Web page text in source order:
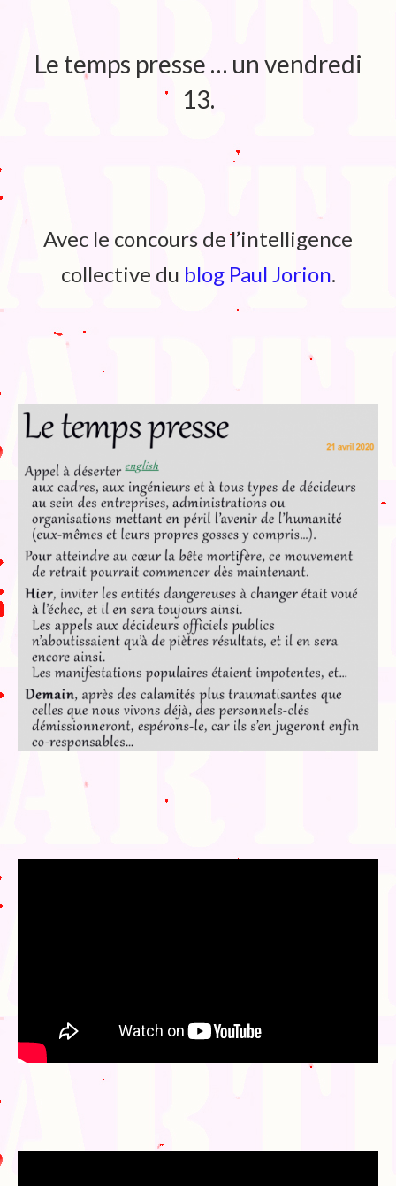
Edition de Cartes postales.
Le temps presse … un vendredi
13.
Avec le concours de l’intelligence
collective du blog Paul Jorion.